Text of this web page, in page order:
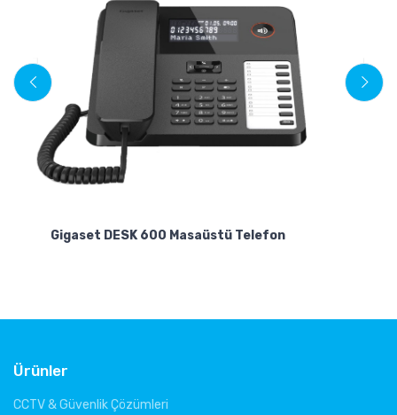
Gigaset DESK 600 Masaüstü Telefon
Ürünler
CCTV & Güvenlik Çözümleri